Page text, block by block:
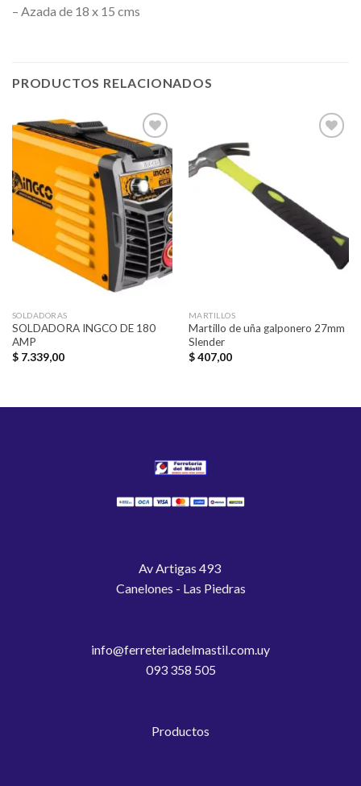
– Azada de 18 x 15 cms
PRODUCTOS RELACIONADOS
Añadir
a la
lista de
deseos
SOLDADORAS
SOLDADORA INGCO DE 180
AMP
$7.339,00
deseos
MARTILLOS
Martillo de uña galponero 27mm
Slender
$407,00
Av Artigas 493
Canelones - Las Piedras
info@ferreteriadelmastil.com.uy
093 358 505
Productos